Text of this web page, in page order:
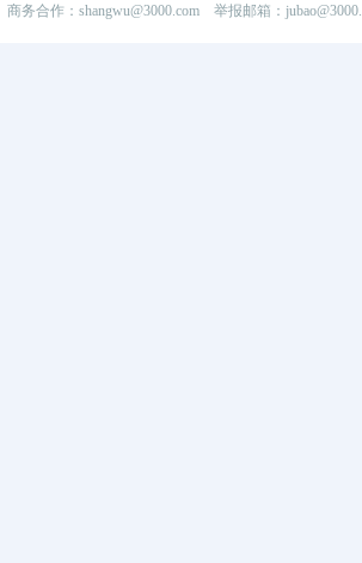
商务合作：shangwu@3000.com 举报邮箱：